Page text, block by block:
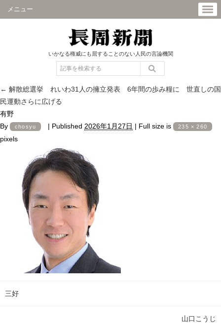
メニュー
いかなる権威にも屈することのない人民の言論機関
← 解散総選挙 れいわ31人の擁立発表 6年間の歩み糧に 世直しの国
民運動さらに広げる
有野
By
chosyu | Published 2026年1月27日 | Full size is 235 × 260
pixels
三好
山口こうじ